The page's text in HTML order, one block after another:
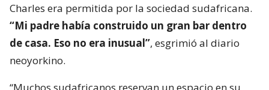
Charles era permitida por la sociedad sudafricana.
“Mi padre había construido un gran bar dentro
de casa. Eso no era inusual”, esgrimió al diario
neoyorkino.
“Muchos sudafricanos reservan un espacio en su